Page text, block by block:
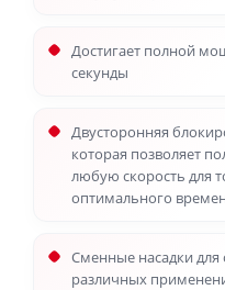
Достигает полной
секунды
Двусторонняя
которая позволяет
любую скорость для
оптимального
Сменные насадки
различных